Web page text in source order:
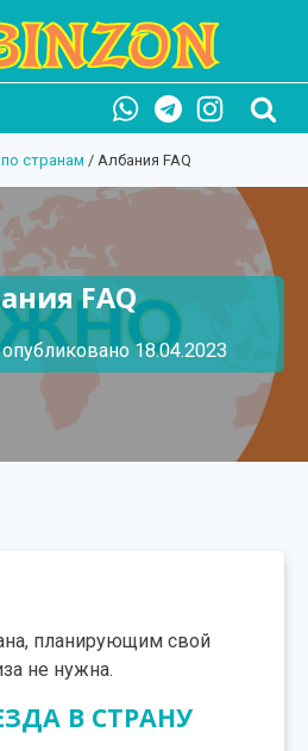
странам / Албания FAQ
FAQ
18.04.2023
планирующим свой
не нужна.
В СТРАНУ